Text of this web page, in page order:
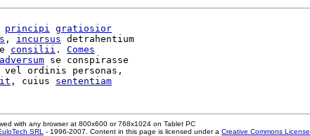
principi gratiosior
, incursus detrahentium
consilii . Comes
adversum se conspirasse
vel ordinis personas,
, cuius sententiam
with any browser at 800x600 or 768x1024 on Tablet PC
SRL - 1996-2007. Content in this page is licensed under a Creative Commons License